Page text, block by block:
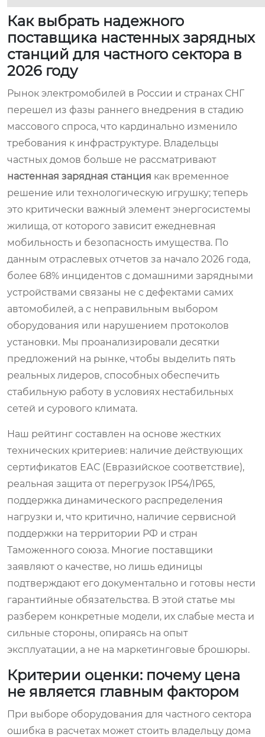
Как выбрать надежного
поставщика настенных зарядных
станций для частного сектора в
2026 году
Рынок электромобилей в России и странах СНГ
перешел из фазы раннего внедрения в стадию
массового спроса, что кардинально изменило
требования к инфраструктуре. Владельцы
частных домов больше не рассматривают
настенная зарядная станция как временное
решение или технологическую игрушку; теперь
это критически важный элемент энергосистемы
жилища, от которого зависит ежедневная
мобильность и безопасность имущества. По
данным отраслевых отчетов за начало 2026 года,
более 68% инцидентов с домашними зарядными
устройствами связаны не с дефектами самих
автомобилей, а с неправильным выбором
оборудования или нарушением протоколов
установки. Мы проанализировали десятки
предложений на рынке, чтобы выделить пять
реальных лидеров, способных обеспечить
стабильную работу в условиях нестабильных
сетей и сурового климата.
Наш рейтинг составлен на основе жестких
технических критериев: наличие действующих
сертификатов ЕАС (Евразийское соответствие),
реальная защита от перегрузок IP54/IP65,
поддержка динамического распределения
нагрузки и, что критично, наличие сервисной
поддержки на территории РФ и стран
Таможенного союза. Многие поставщики
заявляют о качестве, но лишь единицы
подтверждают его документально и готовы нести
гарантийные обязательства. В этой статье мы
разберем конкретные модели, их слабые места и
сильные стороны, опираясь на опыт
эксплуатации, а не на маркетинговые брошюры.
Критерии оценки: почему цена
не является главным фактором
При выборе оборудования для частного сектора
ошибка в расчетах может стоить владельцу дома